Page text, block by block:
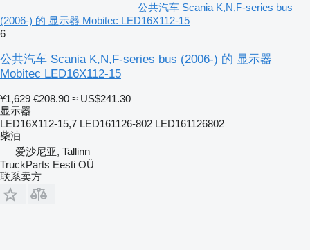
公共汽车 Scania K,N,F-series bus
(2006-) 的 显示器 Mobitec LED16X112-15
6
公共汽车 Scania K,N,F-series bus (2006-) 的 显示器
Mobitec LED16X112-15
¥1,629 €208.90 ≈ US$241.30
显示器
LED16X112-15,7 LED161126-802 LED161126802
柴油
爱沙尼亚, Tallinn
TruckParts Eesti OÜ
联系卖方